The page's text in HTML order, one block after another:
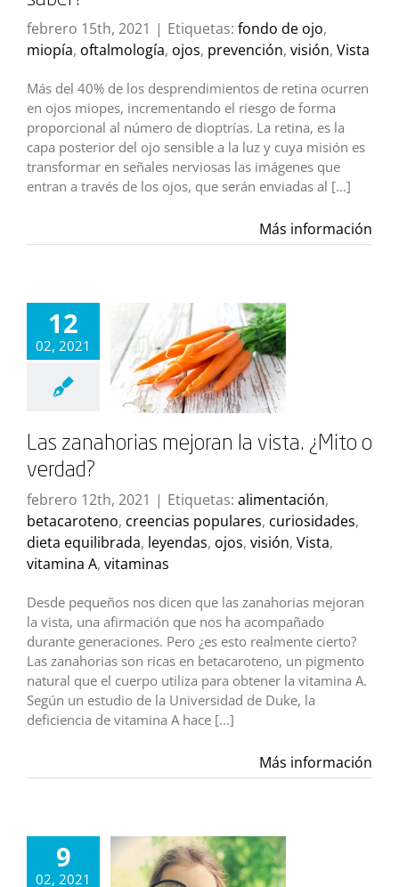
febrero 15th, 2021 | Etiquetas: fondo de ojo,
miopía, oftalmología, ojos, prevención, visión, Vista
Más del 40% de los desprendimientos de retina ocurren
en ojos miopes, incrementando el riesgo de forma
proporcional al número de dioptrías. La retina, es la
capa posterior del ojo sensible a la luz y cuya misión es
transformar en señales nerviosas las imágenes que
entran a través de los ojos, que serán enviadas al [...]
Más información
12
02, 2021
Las zanahorias mejoran la vista. ¿Mito o
verdad?
febrero 12th, 2021 | Etiquetas: alimentación,
betacaroteno, creencias populares, curiosidades,
dieta equilibrada, leyendas, ojos, visión, Vista,
vitamina A, vitaminas
Desde pequeños nos dicen que las zanahorias mejoran
la vista, una afirmación que nos ha acompañado
durante generaciones. Pero ¿es esto realmente cierto?
Las zanahorias son ricas en betacaroteno, un pigmento
natural que el cuerpo utiliza para obtener la vitamina A.
Según un estudio de la Universidad de Duke, la
deficiencia de vitamina A hace [...]
Más información
9
02, 2021